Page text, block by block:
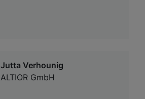
Jutta Verhounig
ALTIOR GmbH